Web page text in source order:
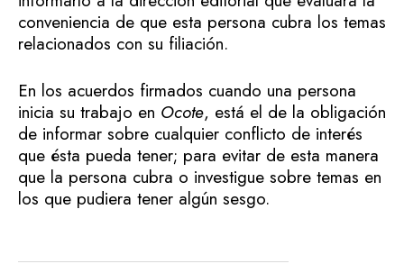
conveniencia de que esta persona cubra los temas
relacionados con su filiación.
En los acuerdos firmados cuando una persona
inicia su trabajo en Ocote, está el de la obligación
de informar sobre cualquier conflicto de interés
que ésta pueda tener; para evitar de esta manera
que la persona cubra o investigue sobre temas en
los que pudiera tener algún sesgo.